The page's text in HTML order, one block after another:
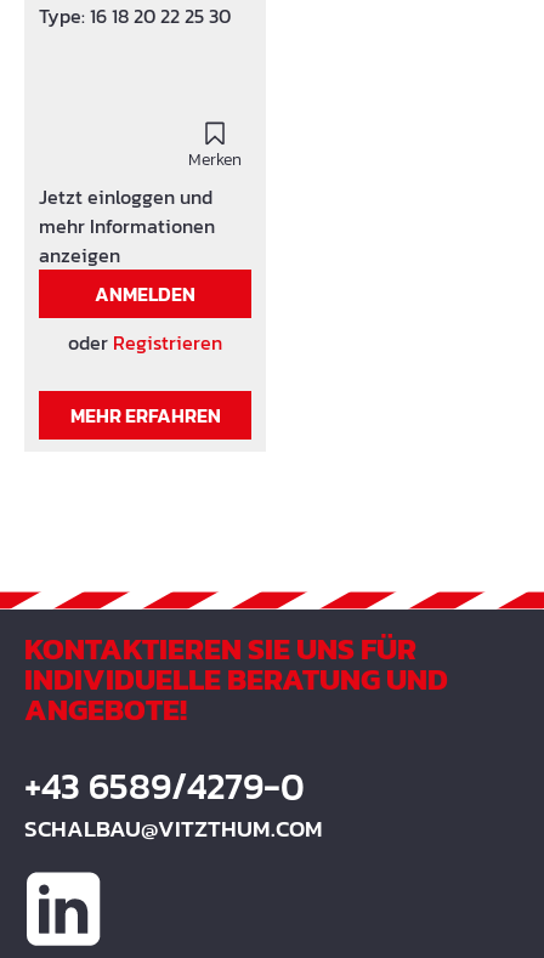
Type: 16 18 20 22 25 30
Merken
Jetzt einloggen und
mehr Informationen
anzeigen
ANMELDEN
oder Registrieren
MEHR ERFAHREN
KONTAKTIEREN SIE UNS FÜR
INDIVIDUELLE BERATUNG UND
ANGEBOTE!
+43 6589/4279-0
SCHALBAU@VITZTHUM.COM